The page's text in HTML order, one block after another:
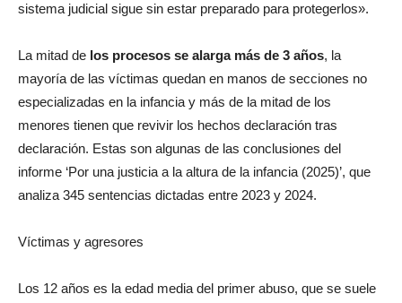
sistema judicial sigue sin estar preparado para protegerlos».
La mitad de los procesos se alarga más de 3 años, la
mayoría de las víctimas quedan en manos de secciones no
especializadas en la infancia y más de la mitad de los
menores tienen que revivir los hechos declaración tras
declaración. Estas son algunas de las conclusiones del
informe ‘Por una justicia a la altura de la infancia (2025)’, que
analiza 345 sentencias dictadas entre 2023 y 2024.
Víctimas y agresores
Los 12 años es la edad media del primer abuso, que se suele